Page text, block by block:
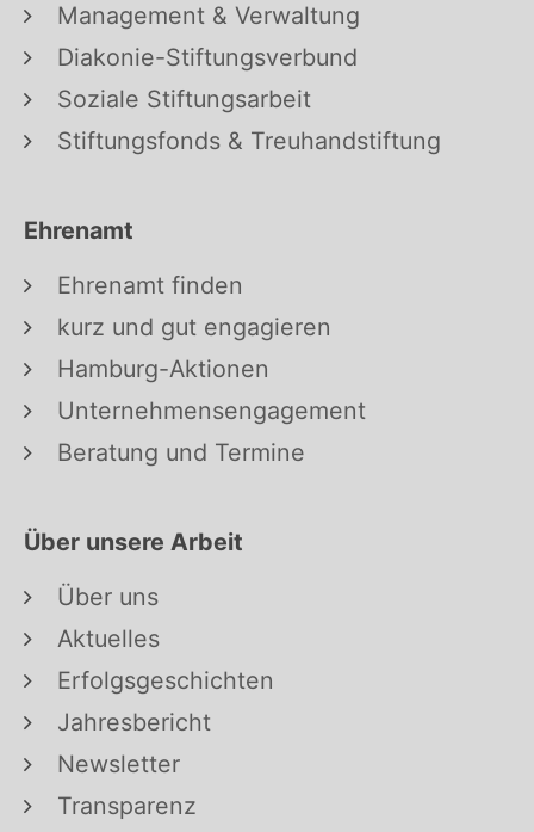
Management & Verwaltung
Diakonie-Stiftungsverbund
Soziale Stiftungsarbeit
Stiftungsfonds & Treuhandstiftung
Ehrenamt
Ehrenamt finden
kurz und gut engagieren
Hamburg-Aktionen
Unternehmensengagement
Beratung und Termine
Über unsere Arbeit
Über uns
Aktuelles
Erfolgsgeschichten
Jahresbericht
Newsletter
Transparenz